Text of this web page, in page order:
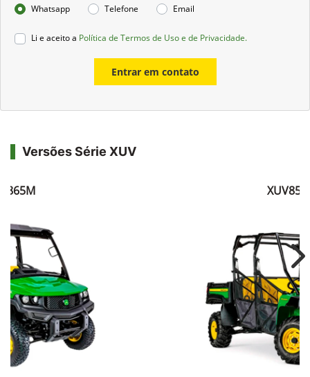
Whatsapp Telefone Email
Li e aceito a Política de Termos de Uso e de Privacidade.
Entrar em contato
Versões Série XUV